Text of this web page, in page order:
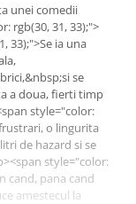
unei comedii
rgb(30, 31, 33);">
33);">Se ia una
se
a doua, fierti timp
style="color:
o lingurita
de hazard si se
style="color:
cand, pana cand
amestecul la